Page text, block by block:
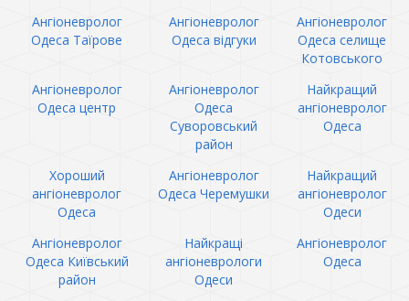
Ангіоневролог
Одеса Таїрове
Ангіоневролог
Одеса відгуки
Ангіоневролог
Одеса селище
Котовського
Ангіоневролог
Одеса центр
Ангіоневролог
Одеса
Суворовський
район
Найкращий
ангіоневролог
Одеса
Хороший
ангіоневролог
Одеса
Ангіоневролог
Одеса Черемушки
Найкращий
ангіоневролог
Одеси
Ангіоневролог
Одеса Київський
район
Найкращі
ангіоневрологи
Одеси
Ангіоневролог
Одеса